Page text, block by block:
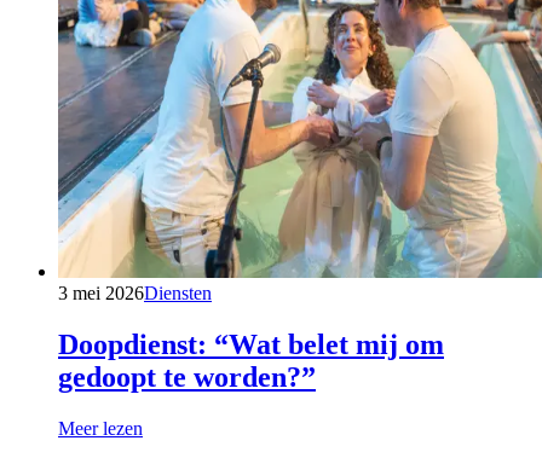
3 mei 2026Diensten
Doopdienst: “Wat belet mij om
gedoopt te worden?”
Meer lezen